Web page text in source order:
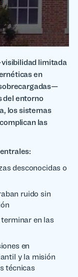
limitada
en
del entorno
los sistemas
las
desconocidas o
ruido sin
en las
en
y la misión
técnicas